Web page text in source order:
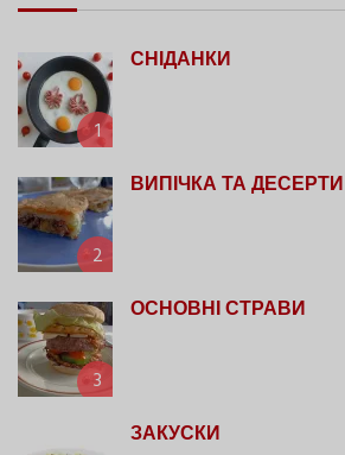
1
СНІДАНКИ
2
ВИПІЧКА ТА ДЕСЕРТИ
3
ОСНОВНІ СТРАВИ
ЗАКУСКИ